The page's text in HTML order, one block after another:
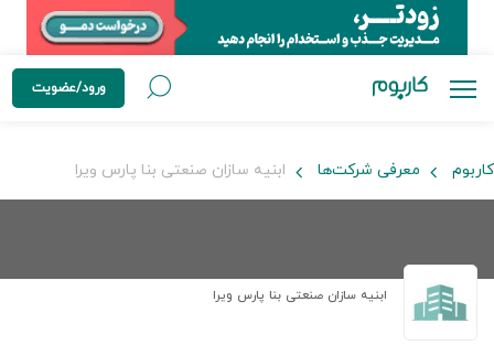
ورود/عضویت
کاربوم معرفی شرکت‌ها ابنیه سازان صنعتی بنا پارس ویرا
ابنیه سازان صنعتی بنا پارس ویرا